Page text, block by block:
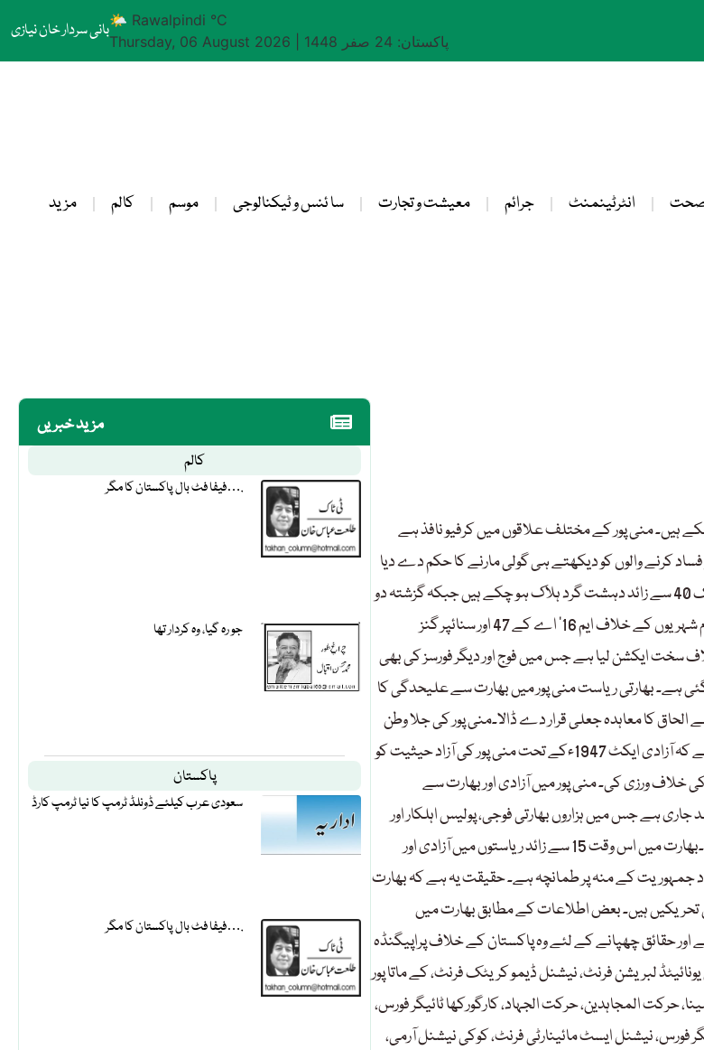
بانی سردار خان نیازی🌤 Rawalpindi °C
Thursday, 06 August 2026
پاکستان: 24 صفر 1448
انٹرٹینمنٹ جرائم معیشت و تجارت سا ئنس و ٹیکنالوجی موسم کالم مزید
مزید خبریں
کالم
فیفا فٹ بال پاکستان کا مگر….
جو رہ گیا، وہ کردار تھا
پاکستان
سعودی عرب کیلئے ڈونلڈ ٹرمپ کا نیا ٹرمپ کارڈ
فیفا فٹ بال پاکستان کا مگر….
ہفتوں سے جاری فسادات میں اب تک 75 افراد ہلاک ہو چکے ہیں۔ منی پور کے مختلف علاقوں میں کرفیو نافذ ہے
کر دی گئی ہے۔ حکام کو فساد کرنے والوں کو دیکھتے ہی گولی مارنے کا حکم دے دیا
گیا ہے۔ منی پور کے وزیراعلیٰ بیرن سنگھ کا کہنا ہے کہ فورسز کے کریک ڈاﺅن میں اب تک 40 سے زائد دہشت گرد ہلاک ہو چکے ہیں جبکہ گزشتہ دو
روز کے دوران دو پولیس اہلکار بھی جان گنوا بیٹھے ہیں۔ وزیراعلیٰ کے مطابق دہشت گرد عام شہریوں کے خلاف ایم 16‘ اے کے 47 اور سنائپر گنز
سخت ایکشن لیا ہے جس میں فوج اور دیگر فورسز کی بھی
ہلاکت کی تصدیق کی گئی ہے۔ بھارتی ریاست منی پور میں بھارت سے علیحدگی کا
کا معاہدہ جعلی قرار دے ڈالا۔منی پور کی جلا وطن
حکومت کے وزیر اعلیٰ نونگتھم بم بیرن کی طرف سے جاری پریس ریلیز میں واضح کیا گیا ہے کہ آزادی ایکٹ 1947ءکے تحت منی پور کی آزاد حیثیت کو
کیا گیا تھا۔ بھارت نے الحاق شدہ ریاستوں کو صوبوں میں بدل کر آزادی ایکٹ 1947ءکی خلاف ورزی کی۔ منی پور میں آزادی اور بھارت سے
علیحدگی کی جدوجہد جاری ہے جس میں ہزاروں بھارتی فوجی، پولیس اہلکار اور
عام شہری اپنی جانیں گنوا چکے ہیں۔ 1972ءمیں منی پور کو ریاست کا درجہ دے دیا گیا تھا۔بھارت میں اس وقت 15 سے زائد ریاستوں میں آزادی اور
جمہوریت کے منہ پر طمانچہ ہے۔ حقیقت یہ ہے کہ بھارت
پسند تحریکیں کام کر رہی ہیں۔ ان میں سے17بڑی اور 50چھوٹی تحریکیں ہیں۔ بعض اطلاعات کے مطابق بھارت میں
اور حقائق چھپانے کے لئے وہ پاکستان کے خلاف پراپیگنڈہ
تنظیمیں ہیں۔ ان میں یونائیٹڈ لبریشن فرنٹ، نیشنل ڈیمو کریٹک فرنٹ، کے ماتا پور
حرکت المجاہدین، حرکت الجہاد، کارگورکھا ٹائیگر فورس،
فورس، نیشنل ایسٹ مائینارٹی فرنٹ، کوکی نیشنل آرمی،